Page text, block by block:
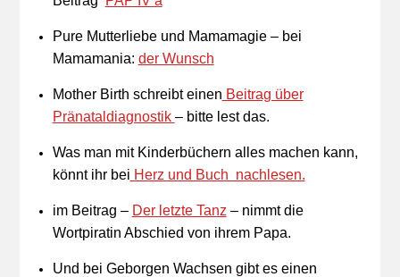
Pure Mutterliebe und Mamamagie – bei
Mamamania: der Wunsch
Mother Birth schreibt einen Beitrag über
Pränataldiagnostik – bitte lest das.
Was man mit Kinderbüchern alles machen kann,
könnt ihr bei Herz und Buch nachlesen.
im Beitrag – Der letzte Tanz – nimmt die
Wortpiratin Abschied von ihrem Papa.
Und bei Geborgen Wachsen gibt es einen